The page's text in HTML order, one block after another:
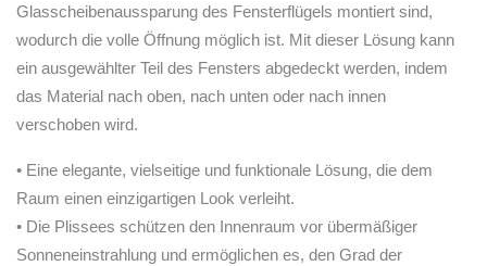
Glasscheibenaussparung des Fensterflügels montiert sind,
wodurch die volle Öffnung möglich ist. Mit dieser Lösung kann
ein ausgewählter Teil des Fensters abgedeckt werden, indem
das Material nach oben, nach unten oder nach innen
verschoben wird.
• Eine elegante, vielseitige und funktionale Lösung, die dem
Raum einen einzigartigen Look verleiht.
• Die Plissees schützen den Innenraum vor übermäßiger
Sonneneinstrahlung und ermöglichen es, den Grad der